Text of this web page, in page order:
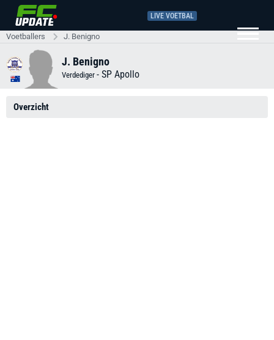
LIVE VOETBAL
Voetballers J. Benigno
J. Benigno
Verdediger - SP Apollo
Overzicht